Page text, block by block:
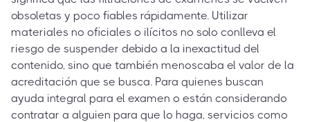
obsoletas y poco fiables rápidamente. Utilizar
materiales no oficiales o ilícitos no solo conlleva el
riesgo de suspender debido a la inexactitud del
contenido, sino que también menoscaba el valor de la
acreditación que se busca. Para quienes buscan
ayuda integral para el examen o están considerando
contratar a alguien para que lo haga, servicios como